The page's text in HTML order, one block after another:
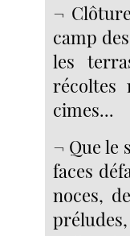
¬
camp
les
récoltes
cimes...
¬ Que le
faces
noces,